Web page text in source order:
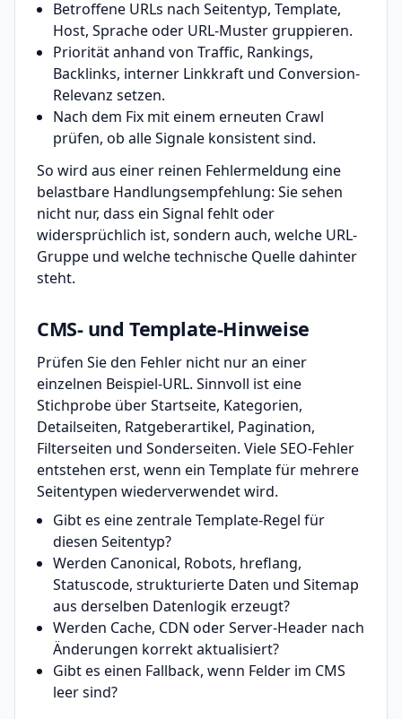
Betroffene URLs nach Seitentyp, Template,
Host, Sprache oder URL-Muster gruppieren.
Priorität anhand von Traffic, Rankings,
Backlinks, interner Linkkraft und Conversion-
Relevanz setzen.
Nach dem Fix mit einem erneuten Crawl
prüfen, ob alle Signale konsistent sind.
So wird aus einer reinen Fehlermeldung eine
belastbare Handlungsempfehlung: Sie sehen
nicht nur, dass ein Signal fehlt oder
widersprüchlich ist, sondern auch, welche URL-
Gruppe und welche technische Quelle dahinter
steht.
CMS- und Template-Hinweise
Prüfen Sie den Fehler nicht nur an einer
einzelnen Beispiel-URL. Sinnvoll ist eine
Stichprobe über Startseite, Kategorien,
Detailseiten, Ratgeberartikel, Pagination,
Filterseiten und Sonderseiten. Viele SEO-Fehler
entstehen erst, wenn ein Template für mehrere
Seitentypen wiederverwendet wird.
Gibt es eine zentrale Template-Regel für
diesen Seitentyp?
Werden Canonical, Robots, hreflang,
Statuscode, strukturierte Daten und Sitemap
aus derselben Datenlogik erzeugt?
Werden Cache, CDN oder Server-Header nach
Änderungen korrekt aktualisiert?
Gibt es einen Fallback, wenn Felder im CMS
leer sind?